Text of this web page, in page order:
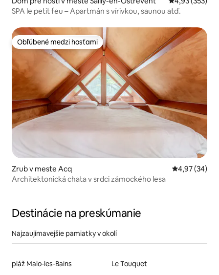
SPA le petit feu – Apartmán s vírivkou, saunou atď.
Obľúbené medzi hosťami
Obľúbené medzi hosťami
Zrub v meste Acq Priemerné
4,97 (34)
Architektonická chata v srdci zámockého lesa
Destinácie na preskúmanie
Najzaujímavejšie pamiatky v okolí
pláž Malo-les-Bains Le Touquet